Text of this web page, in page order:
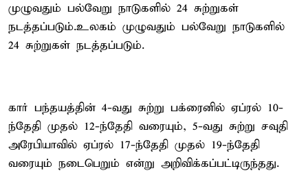
முழுவதும் பல்வேறு நாடுகளில் 24 சுற்றுகள்
நடத்தப்படும்.உலகம் முழுவதும் பல்வேறு நாடுகளில்
24 சுற்றுகள் நடத்தப்படும்.
கார் பந்தயத்தின் 4-வது சுற்று பக்ரைனில் ஏப்ரல் 10-
ந்தேதி முதல் 12-ந்தேதி வரையும், 5-வது சுற்று சவுதி
அரேபியாவில் ஏப்ரல் 17-ந்தேதி முதல் 19-ந்தேதி
வரையும் நடைபெறும் என்று அறிவிக்கப்பட்டிருந்தது.